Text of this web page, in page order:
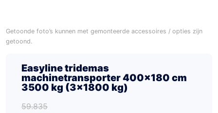
Getoonde foto’s kunnen met gemonteerde accessoires / opties zijn
getoond.
Easyline tridemas
machinetransporter 400×180 cm
3500 kg (3×1800 kg)
59.835